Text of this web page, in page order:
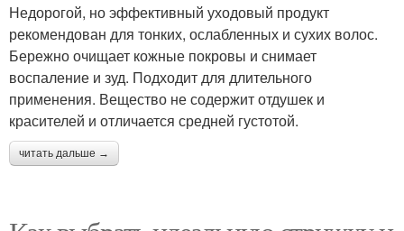
Недорогой, но эффективный уходовый продукт
рекомендован для тонких, ослабленных и сухих волос.
Бережно очищает кожные покровы и снимает
воспаление и зуд. Подходит для длительного
применения. Вещество не содержит отдушек и
красителей и отличается средней густотой.
читать дальше →